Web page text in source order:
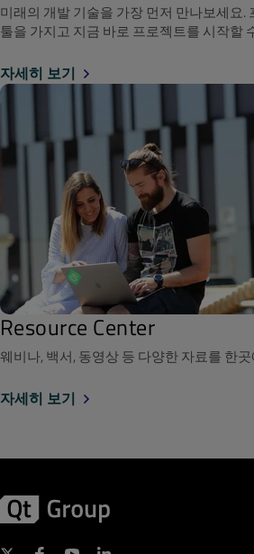
미래의 개발 기술을 가장 먼저 만나보세요.
툴을 가지고 지금 바로 프로젝트를 시작할
자세히 보기
Resource Center
웨비나, 백서, 동영상 등 다양한 자료를 한
자세히 보기